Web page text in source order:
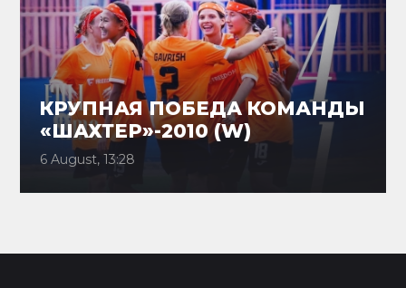
КРУПНАЯ ПОБЕДА КОМАНДЫ
«ШАХТЕР»-2010 (W)
6 August, 13:28